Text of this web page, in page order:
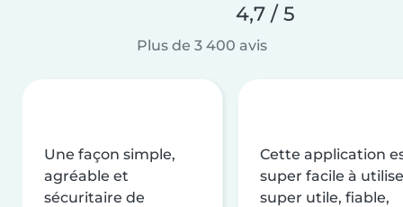
4,7 / 5
Plus de 3 400 avis
Une façon simple,
agréable et
sécuritaire de
Cette application
super facile à
super utile, fiable,